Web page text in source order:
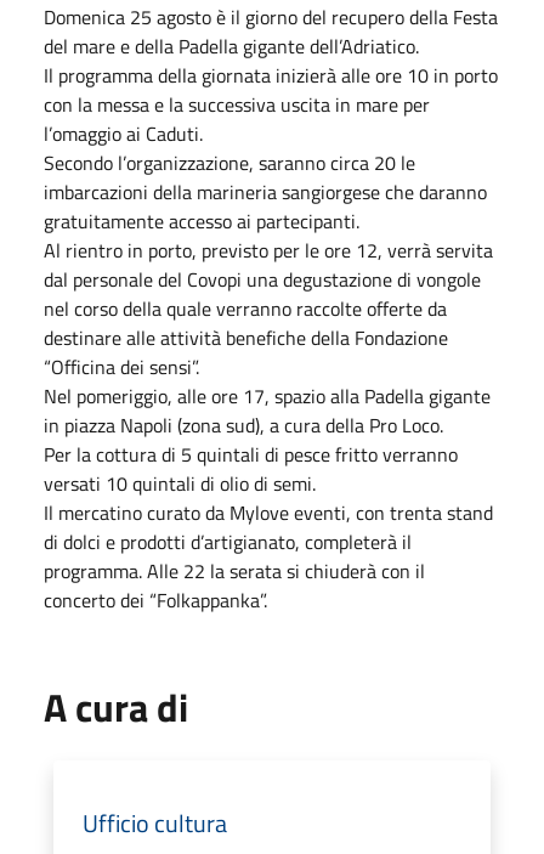
Domenica 25 agosto è il giorno del recupero della Festa
del mare e della Padella gigante dell’Adriatico.
Il programma della giornata inizierà alle ore 10 in porto
con la messa e la successiva uscita in mare per
l’omaggio ai Caduti.
Secondo l’organizzazione, saranno circa 20 le
imbarcazioni della marineria sangiorgese che daranno
gratuitamente accesso ai partecipanti.
Al rientro in porto, previsto per le ore 12, verrà servita
dal personale del Covopi una degustazione di vongole
nel corso della quale verranno raccolte offerte da
destinare alle attività benefiche della Fondazione
“Officina dei sensi”.
Nel pomeriggio, alle ore 17, spazio alla Padella gigante
in piazza Napoli (zona sud), a cura della Pro Loco.
Per la cottura di 5 quintali di pesce fritto verranno
versati 10 quintali di olio di semi.
Il mercatino curato da Mylove eventi, con trenta stand
di dolci e prodotti d’artigianato, completerà il
programma. Alle 22 la serata si chiuderà con il
concerto dei “Folkappanka”.
A cura di
Ufficio cultura